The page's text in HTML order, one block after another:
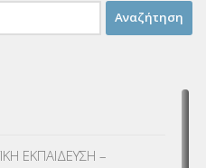
ΕΚΠΑΙΔΕΥΣΗ –